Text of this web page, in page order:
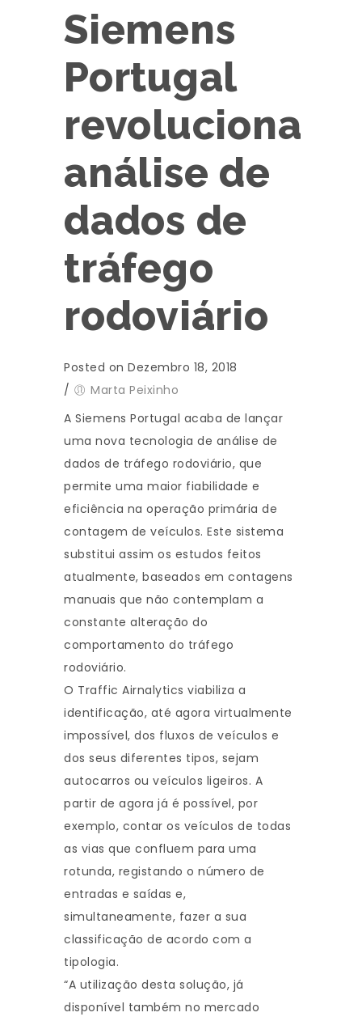
Siemens
Portugal
revoluciona
análise de
dados de
tráfego
rodoviário
Posted on Dezembro 18, 2018
/
Marta Peixinho
A Siemens Portugal acaba de lançar
uma nova tecnologia de análise de
dados de tráfego rodoviário, que
permite uma maior fiabilidade e
eficiência na operação primária de
contagem de veículos. Este sistema
substitui assim os estudos feitos
atualmente, baseados em contagens
manuais que não contemplam a
constante alteração do
comportamento do tráfego
rodoviário.
O Traffic Airnalytics viabiliza a
identificação, até agora virtualmente
impossível, dos fluxos de veículos e
dos seus diferentes tipos, sejam
autocarros ou veículos ligeiros. A
partir de agora já é possível, por
exemplo, contar os veículos de todas
as vias que confluem para uma
rotunda, registando o número de
entradas e saídas e,
simultaneamente, fazer a sua
classificação de acordo com a
tipologia.
“A utilização desta solução, já
disponível também no mercado